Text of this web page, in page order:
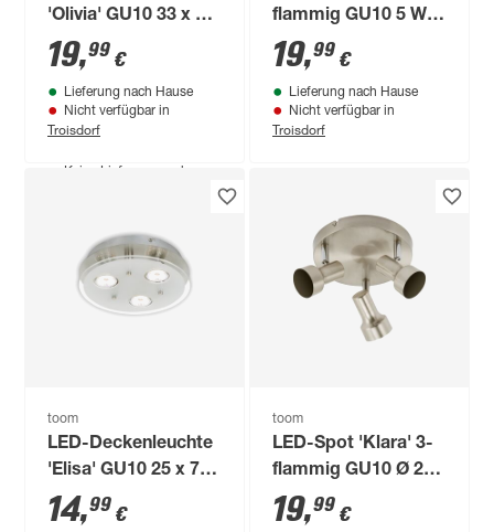
Keine Lieferung nach
'Olivia' GU10 33 x 8,1
x 30 cm
19,99 €
Lieferung nach Hause
Nicht verfügbar in
Troisdorf
flammig GU10 5 W
38,4 x 8,5 cm
19,99 €
Lieferung nach Hause
Nicht verfügbar in
Troisdorf
toom
LED-Deckenleuchte
'Elisa' GU10 25 x 7 x
25 cm
14,99 €
toom
LED-Spot 'Klara' 3-
flammig GU10 Ø 21
x 10,8 cm
19,99 €